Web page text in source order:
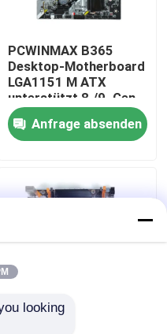
PCWINMAX B365
Desktop-Motherboard
LGA1151 M ATX
unterstützt 8./9. Gen
CPU DDR4 bis zu 64
GB M.2 USB 3.0
Mainboard OEM
Anfrage absenden
looking